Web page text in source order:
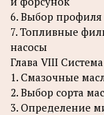
6. Выбор
7. Топливные
насосы
Глава VIII
1. Смазочные
2. Выбор сорта
3. Определение